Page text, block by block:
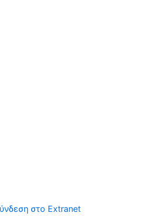
στο Extranet